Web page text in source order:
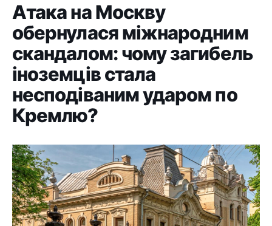
Атака на Москву
обернулася міжнародним
скандалом: чому загибель
іноземців стала
несподіваним ударом по
Кремлю?